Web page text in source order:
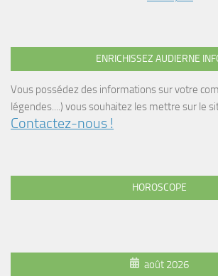
ENRICHISSEZ AUDIERNE
Vous possédez des informations sur votre
légendes....) vous souhaitez les mettre sur le
Contactez-nous !
HOROSCOPE
août 2026